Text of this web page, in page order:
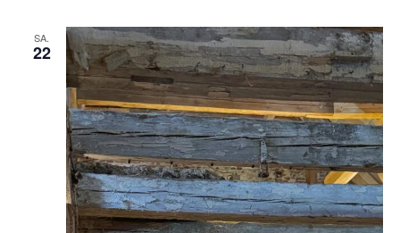
SA.
22